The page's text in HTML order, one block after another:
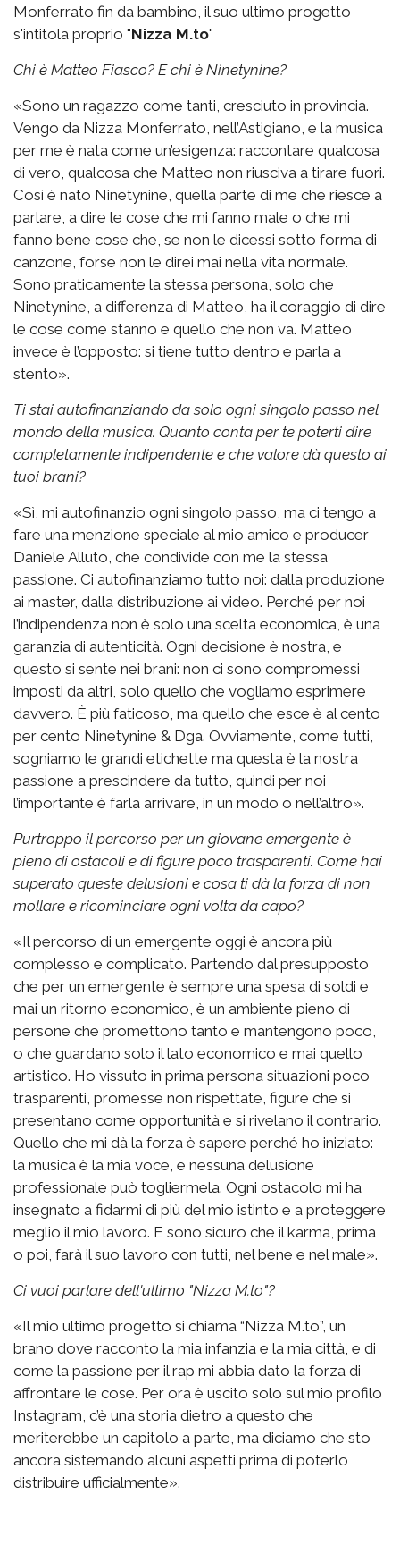
Monferrato fin da bambino, il suo ultimo progetto
s'intitola proprio "Nizza M.to"
Chi è Matteo Fiasco? E chi è Ninetynine?
«Sono un ragazzo come tanti, cresciuto in provincia.
Vengo da Nizza Monferrato, nell’Astigiano, e la musica
per me è nata come un’esigenza: raccontare qualcosa
di vero, qualcosa che Matteo non riusciva a tirare fuori.
Così è nato Ninetynine, quella parte di me che riesce a
parlare, a dire le cose che mi fanno male o che mi
fanno bene cose che, se non le dicessi sotto forma di
canzone, forse non le direi mai nella vita normale.
Sono praticamente la stessa persona, solo che
Ninetynine, a differenza di Matteo, ha il coraggio di dire
le cose come stanno e quello che non va. Matteo
invece è l’opposto: si tiene tutto dentro e parla a
stento».
Ti stai autofinanziando da solo ogni singolo passo nel
mondo della musica. Quanto conta per te poterti dire
completamente indipendente e che valore dà questo ai
tuoi brani?
«Sì, mi autofinanzio ogni singolo passo, ma ci tengo a
fare una menzione speciale al mio amico e producer
Daniele Alluto, che condivide con me la stessa
passione. Ci autofinanziamo tutto noi: dalla produzione
ai master, dalla distribuzione ai video. Perché per noi
l’indipendenza non è solo una scelta economica, è una
garanzia di autenticità. Ogni decisione è nostra, e
questo si sente nei brani: non ci sono compromessi
imposti da altri, solo quello che vogliamo esprimere
davvero. È più faticoso, ma quello che esce è al cento
per cento Ninetynine & Dga. Ovviamente, come tutti,
sogniamo le grandi etichette ma questa è la nostra
passione a prescindere da tutto, quindi per noi
l’importante è farla arrivare, in un modo o nell’altro».
Purtroppo il percorso per un giovane emergente è
pieno di ostacoli e di figure poco trasparenti. Come hai
superato queste delusioni e cosa ti dà la forza di non
mollare e ricominciare ogni volta da capo?
«Il percorso di un emergente oggi è ancora più
complesso e complicato. Partendo dal presupposto
che per un emergente è sempre una spesa di soldi e
mai un ritorno economico, è un ambiente pieno di
persone che promettono tanto e mantengono poco,
o che guardano solo il lato economico e mai quello
artistico. Ho vissuto in prima persona situazioni poco
trasparenti, promesse non rispettate, figure che si
presentano come opportunità e si rivelano il contrario.
Quello che mi dà la forza è sapere perché ho iniziato:
la musica è la mia voce, e nessuna delusione
professionale può togliermela. Ogni ostacolo mi ha
insegnato a fidarmi di più del mio istinto e a proteggere
meglio il mio lavoro. E sono sicuro che il karma, prima
o poi, farà il suo lavoro con tutti, nel bene e nel male».
Ci vuoi parlare dell'ultimo "Nizza M.to"?
«Il mio ultimo progetto si chiama “Nizza M.to”, un
brano dove racconto la mia infanzia e la mia città, e di
come la passione per il rap mi abbia dato la forza di
affrontare le cose. Per ora è uscito solo sul mio profilo
Instagram, c’è una storia dietro a questo che
meriterebbe un capitolo a parte, ma diciamo che sto
ancora sistemando alcuni aspetti prima di poterlo
distribuire ufficialmente».